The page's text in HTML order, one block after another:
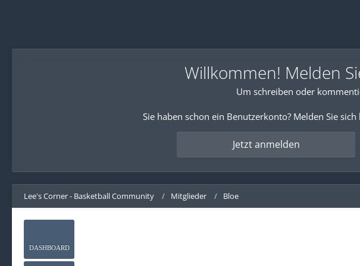
Willkommen! Melden
Um schreiben oder
Sie haben schon ein Benutzerkonto? Melden Sie sich
Jetzt anmelden
Lee's Corner - Basketball Community Mitglieder Bloe
DASHBOARD